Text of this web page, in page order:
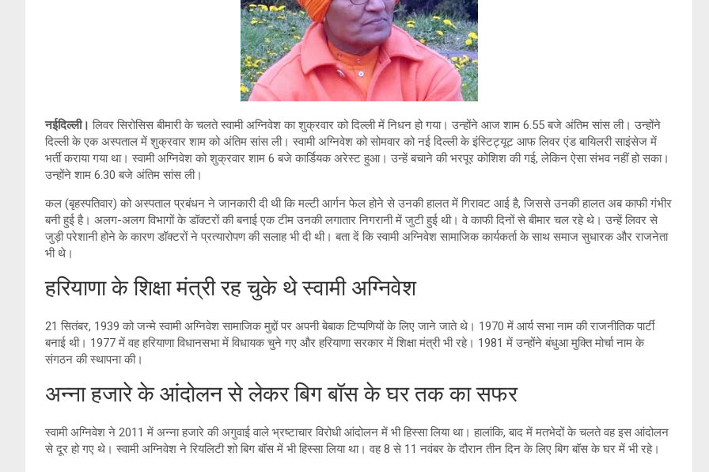
नईदिल्ली। लिवर सिरोसिस बीमारी के चलते स्वामी अग्निवेश का शुक्रवार को दिल्ली में निधन हो गया। उन्होंने आज शाम 6.55 बजे अंतिम सांस ली। उन्होंने
दिल्ली के एक अस्पताल में शुक्रवार शाम को अंतिम सांस ली। स्वामी अग्निवेश को सोमवार को नई दिल्ली के इंस्टिट्यूट आफ लिवर एंड बायिलरी साइंसेज में
भर्ती कराया गया था। स्वामी अग्निवेश को शुक्रवार शाम 6 बजे कार्डियक अरेस्ट हुआ। उन्हें बचाने की भरपूर कोशिश की गई, लेकिन ऐसा संभव नहीं हो सका।
उन्होंने शाम 6.30 बजे अंतिम सांस ली।
कल (बृहस्पतिवार) को अस्पताल प्रबंधन ने जानकारी दी थी कि मल्टी आर्गन फेल होने से उनकी हालत में गिरावट आई है, जिससे उनकी हालत अब काफी गंभीर
बनी हुई है। अलग-अलग विभागों के डॉक्टरों की बनाई एक टीम उनकी लगातार निगरानी में जुटी हुई थी। वे काफी दिनों से बीमार चल रहे थे। उन्हें लिवर से
जुड़ी परेशानी होने के कारण डॉक्टरों ने प्रत्यारोपण की सलाह भी दी थी। बता दें कि स्वामी अग्निवेश सामाजिक कार्यकर्ता के साथ समाज सुधारक और राजनेता
भी थे।
हरियाणा के शिक्षा मंत्री रह चुके थे स्वामी अग्निवेश
21 सितंबर, 1939 को जन्मे स्वामी अग्निवेश सामाजिक मुद्दों पर अपनी बेबाक टिप्पणियों के लिए जाने जाते थे। 1970 में आर्य सभा नाम की राजनीतिक पार्टी
बनाई थी। 1977 में वह हरियाणा विधानसभा में विधायक चुने गए और हरियाणा सरकार में शिक्षा मंत्री भी रहे। 1981 में उन्होंने बंधुआ मुक्ति मोर्चा नाम के
संगठन की स्थापना की।
अन्ना हजारे के आंदोलन से लेकर बिग बॉस के घर तक का सफर
स्वामी अग्निवेश ने 2011 में अन्ना हजारे की अगुवाई वाले भ्रष्टाचार विरोधी आंदोलन में भी हिस्सा लिया था। हालांकि, बाद में मतभेदों के चलते वह इस आंदोलन
से दूर हो गए थे। स्वामी अग्निवेश ने रियलिटी शो बिग बॉस में भी हिस्सा लिया था। वह 8 से 11 नवंबर के दौरान तीन दिन के लिए बिग बॉस के घर में भी रहे।